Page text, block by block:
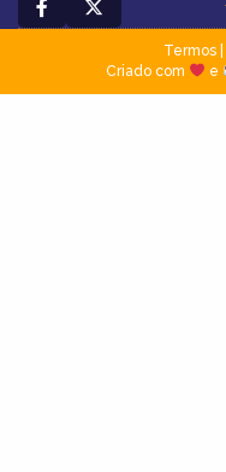
Termos|
Criado com
e